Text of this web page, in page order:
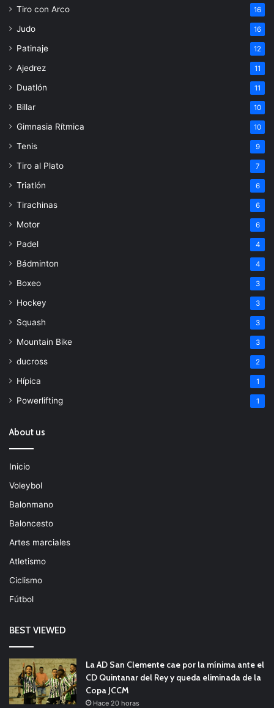
Tiro con Arco 16
Judo 16
Patinaje 12
Ajedrez 11
Duatlón 11
Billar 10
Gimnasia Rítmica 10
Tenis 9
Tiro al Plato 7
Triatlón 6
Tirachinas 6
Motor 6
Padel 4
Bádminton 4
Boxeo 3
Hockey 3
Squash 3
Mountain Bike 3
ducross 2
Hípica 1
Powerlifting 1
About us
Inicio
Voleybol
Balonmano
Baloncesto
Artes marciales
Atletismo
Ciclismo
Fútbol
BEST VIEWED
La AD San Clemente cae por la mínima ante el
CD Quintanar del Rey y queda eliminada de la
Copa JCCM
Hace 20 horas